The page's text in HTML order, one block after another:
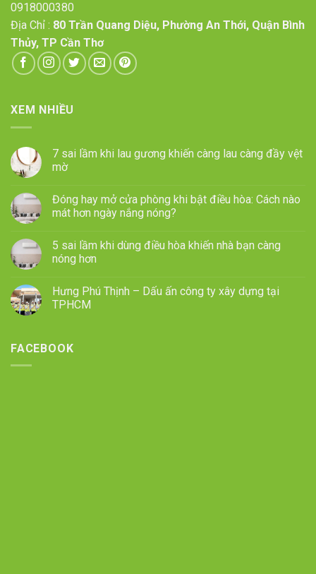
0918000380
Địa Chỉ : 80 Trần Quang Diệu, Phường An Thới, Quận Bình
Thủy, TP Cần Thơ
XEM NHIỀU
7 sai lầm khi lau gương khiến càng lau càng đầy vệt
mờ
Đóng hay mở cửa phòng khi bật điều hòa: Cách nào
mát hơn ngày nắng nóng?
5 sai lầm khi dùng điều hòa khiến nhà bạn càng
nóng hơn
Hưng Phú Thịnh – Dấu ấn công ty xây dựng tại
TPHCM
FACEBOOK